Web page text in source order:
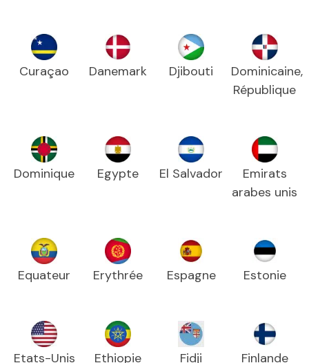
Curaçao Danemark Djibouti
Dominicaine,
République
Dominique Egypte El Salvador
Emirats
arabes unis
Equateur Erythrée Espagne Estonie
Etats-Unis
Ethiopie Fidji Finlande